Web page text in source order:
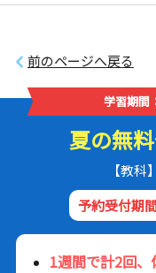
前のページへ戻る
学習期間
夏の無
【教
予約受付期
1週間で計2回、